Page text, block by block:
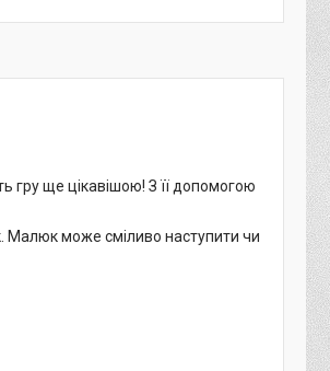
гру ще цікавішою! З її допомогою
Малюк може сміливо наступити чи